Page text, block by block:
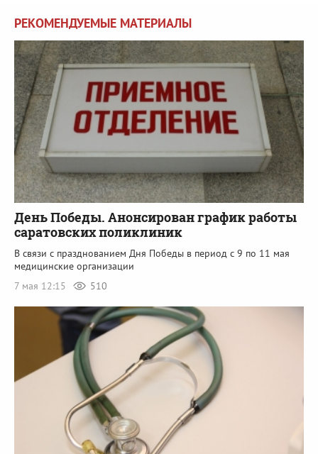
РЕКОМЕНДУЕМЫЕ МАТЕРИАЛЫ
День Победы. Анонсирован график работы
саратовских поликлиник
В связи с празднованием Дня Победы в период с 9 по 11 мая
медицинские организации
7 мая 12:15
510